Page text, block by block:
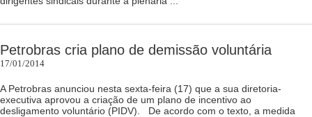
Petrobras cria plano de demissão voluntária
17/01/2014
A Petrobras anunciou nesta sexta-feira (17) que a sua diretoria-
executiva aprovou a criação de um plano de incentivo ao
desligamento voluntário (PIDV). De acordo com o texto, a medida